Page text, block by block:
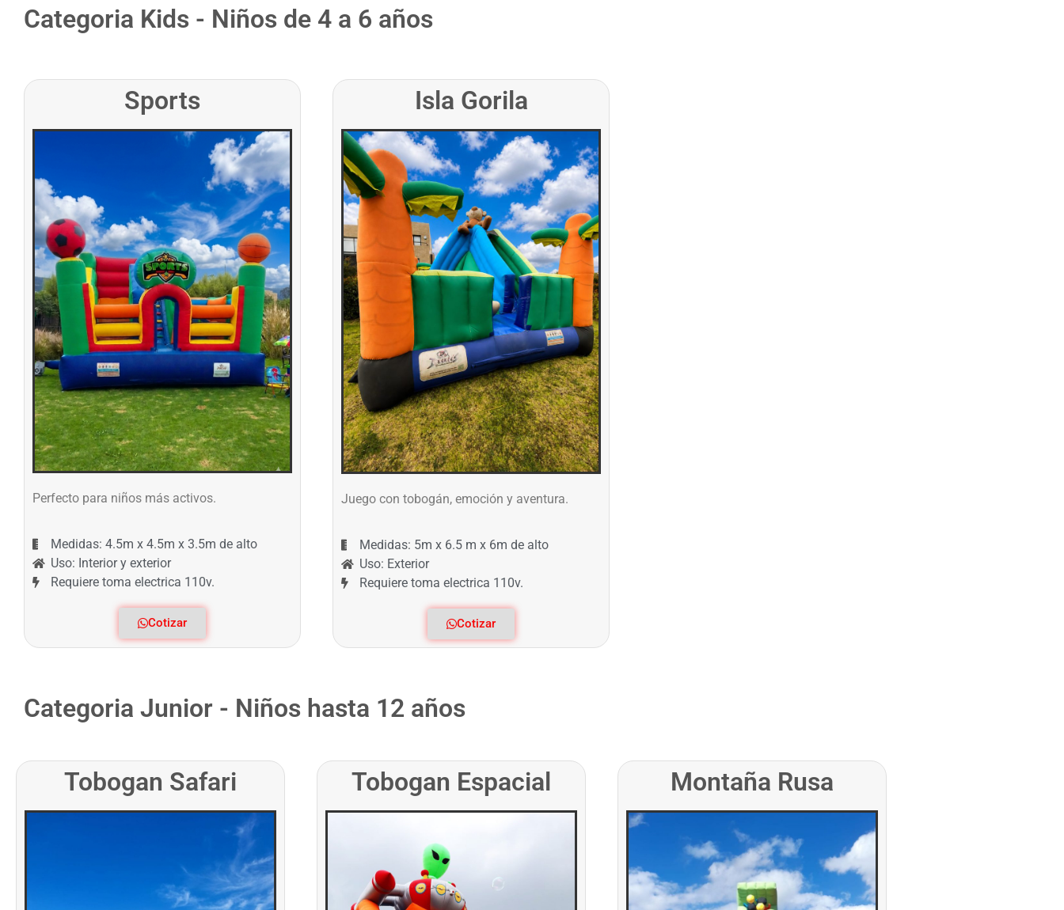
Categoria Kids - Niños de 4 a 6 años
Sports
Perfecto para niños más activos.
Medidas: 4.5m x 4.5m x 3.5m de alto
Uso: Interior y exterior
Requiere toma electrica 110v.
Cotizar
Isla Gorila
Juego con tobogán, emoción y aventura.
Medidas: 5m x 6.5 m x 6m de alto
Uso: Exterior
Requiere toma electrica 110v.
Cotizar
Categoria Junior - Niños hasta 12 años
Tobogan Safari Tobogan Espacial Montaña Rusa